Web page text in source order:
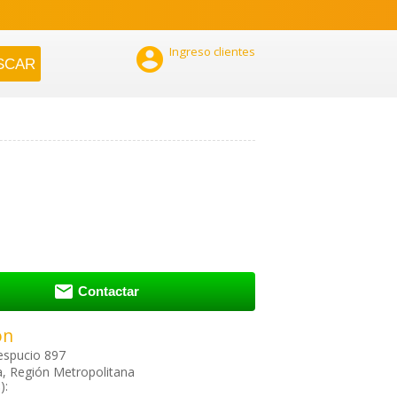
 Ingreso clientes
 Contactar
897
Región Metropolitana